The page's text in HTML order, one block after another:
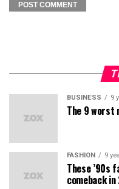
BUSINESS 9
The 9 worst
FASHION 9
These ’90s
comeback in